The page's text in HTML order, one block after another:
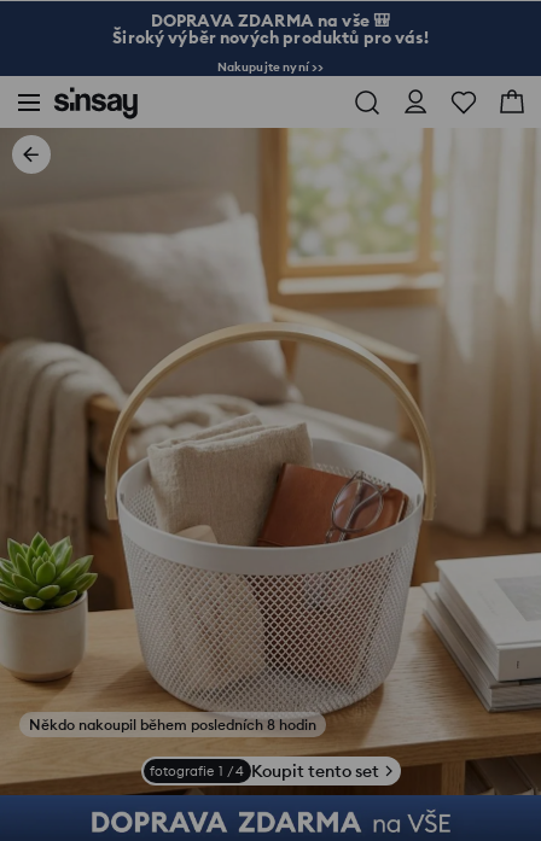
DOPRAVA ZDARMA na vše 🎒
Široký výběr nových produktů pro vás!
Nakupujte nyní >>
Někdo nakoupil během posledních 8 hodin
fotografie 1 /4 Koupit tento set